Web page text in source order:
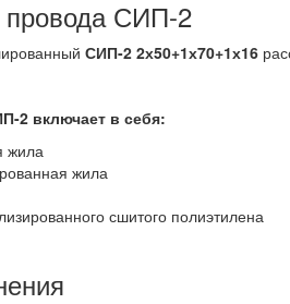
провода СИП-2
СИП-2 2х50+1х70+1х16
2 включает в себя:
жила
жила
сшитого полиэтилена